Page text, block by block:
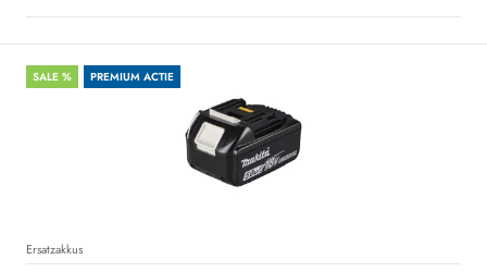
SALE % PREMIUM ACTIE
Ersatzakkus